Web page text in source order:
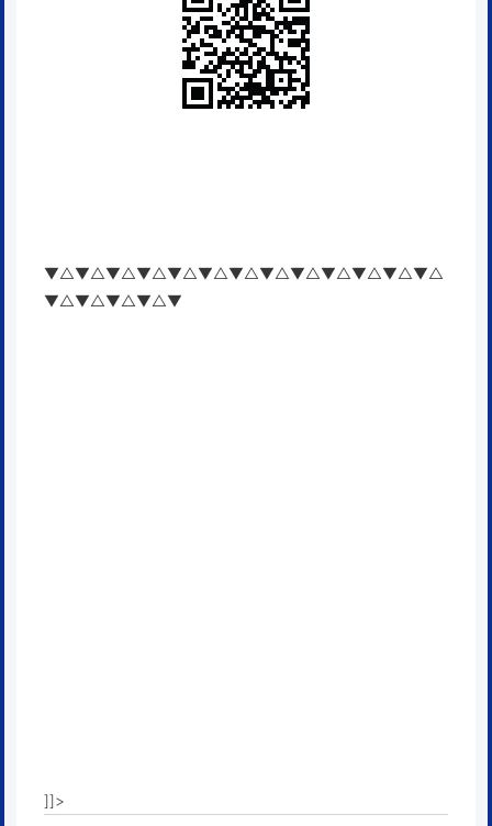
▼△▼△▼△▼△▼△▼△▼△▼△▼△▼△▼△▼△▼△
▼△▼△▼△▼△▼
]]>